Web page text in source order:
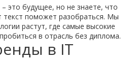
это будущее, но не знаете, что
текст поможет разобраться. Мы
растут, где самые высокие
в отрасль без диплома.
в IT